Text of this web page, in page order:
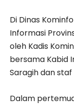
Di Dinas
Informasi
oleh Kadis
bersama Kabid
Saragih dan staf
Dalam